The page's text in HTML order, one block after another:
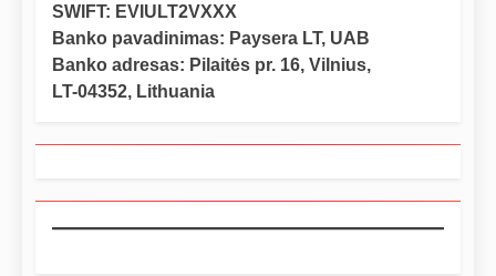
SWIFT: EVIULT2VXXX
Banko pavadinimas: Paysera LT, UAB
Banko adresas: Pilaitės pr. 16, Vilnius,
LT-04352, Lithuania